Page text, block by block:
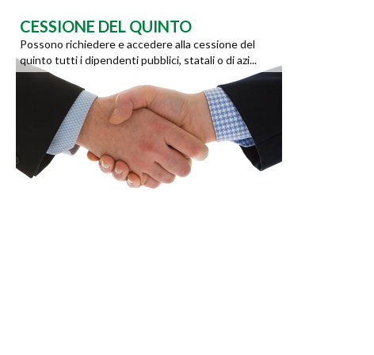
CESSIONE DEL QUINTO
Possono richiedere e accedere alla cessione del
quinto tutti i dipendenti pubblici, statali o di azi...